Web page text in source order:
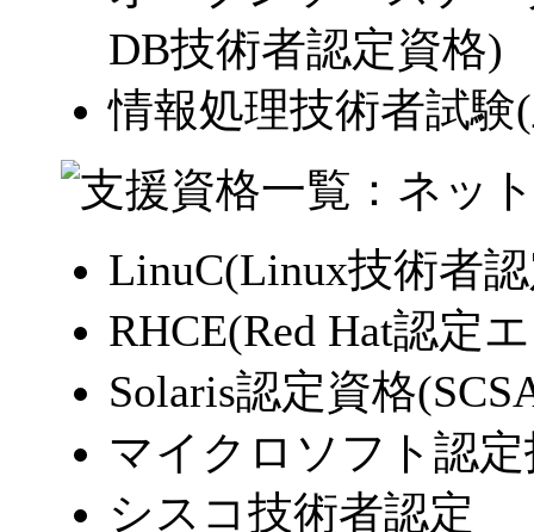
DB技術者認定資格)
情報処理技術者試験
LinuC(Linux技術者
RHCE(Red Hat認定
Solaris認定資格
マイクロソフト認
シスコ技術者認定